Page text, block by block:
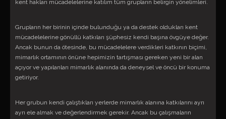
kent hakları mücadelelerine katılım tüm grupların belirgin yönelimleri.
Grupların her birinin içinde bulunduğu ya da destek oldukları kent
mücadelelerine gönüllü katkıları şüphesiz kendi başına övgüye değer.
Ancak bunun da ötesinde, bu mücadelelere verdikleri katkının biçimi,
mimarlık ortamının önüne hepimizin tartışması gereken yeni bir alan
açıyor ve yapılanları mimarlık alanında da deneysel ve öncü bir konuma
getiriyor.
Her grubun kendi çalıştıkları yerlerde mimarlık alanına katkılarını ayrı
ayrı ele almak ve değerlendirmek gerekir. Ancak bu çalışmaların